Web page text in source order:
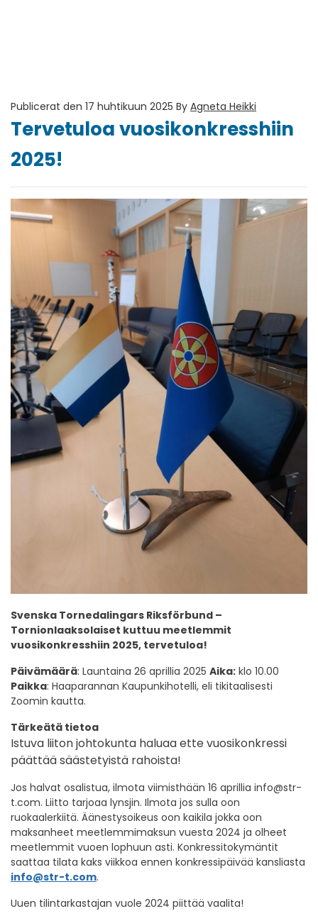
Publicerat den 17 huhtikuun 2025 By Agneta Heikki
Tervetuloa vuosikonkresshiin
2025!
Svenska Tornedalingars Riksförbund –
Tornionlaaksolaiset kuttuu meetlemmit
vuosikonkresshiin 2025, tervetuloa!
Päivämäärä: Launtaina 26 aprillia 2025 Aika: klo 10.00
Paikka: Haaparannan Kaupunkihotelli, eli tikitaalisesti
Zoomin kautta.
Tärkeätä tietoa
Istuva liiton johtokunta haluaa ette vuosikonkressi
päättää säästetyistä rahoista!
Jos halvat osalistua, ilmota viimisthään 16 aprillia info@str-
t.com. Liitto tarjoaa lynsjin. Ilmota jos sulla oon
ruokaalerkiitä. Äänestysoikeus oon kaikila jokka oon
maksanheet meetlemmimaksun vuesta 2024 ja olheet
meetlemmit vuoen lophuun asti. Konkressitokymäntit
saattaa tilata kaks viikkoa ennen konkressipäivää kansliasta
info@str-t.com.
Uuen tilintarkastajan vuole 2024 piittää vaalita!